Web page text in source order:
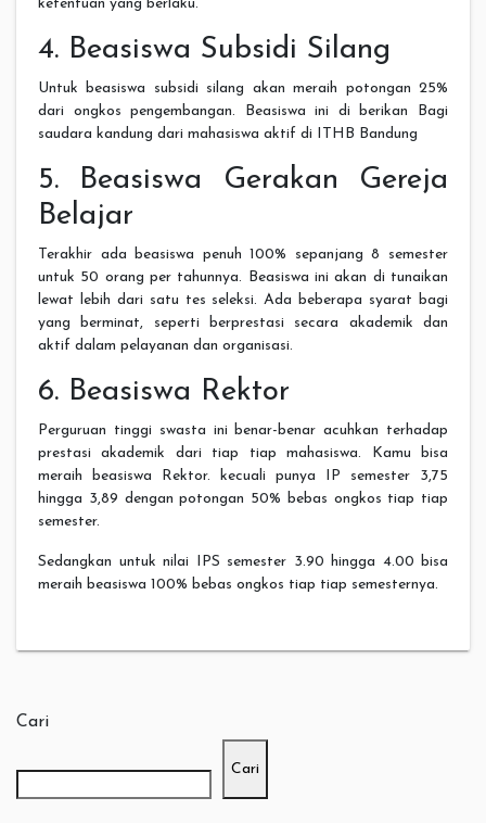
ketentuan yang berlaku.
4. Beasiswa Subsidi Silang
Untuk beasiswa subsidi silang akan meraih potongan 25%
dari ongkos pengembangan. Beasiswa ini di berikan Bagi
saudara kandung dari mahasiswa aktif di ITHB Bandung
5. Beasiswa Gerakan Gereja
Belajar
Terakhir ada beasiswa penuh 100% sepanjang 8 semester
untuk 50 orang per tahunnya. Beasiswa ini akan di tunaikan
lewat lebih dari satu tes seleksi. Ada beberapa syarat bagi
yang berminat, seperti berprestasi secara akademik dan
aktif dalam pelayanan dan organisasi.
6. Beasiswa Rektor
Perguruan tinggi swasta ini benar-benar acuhkan terhadap
prestasi akademik dari tiap tiap mahasiswa. Kamu bisa
meraih beasiswa Rektor. kecuali punya IP semester 3,75
hingga 3,89 dengan potongan 50% bebas ongkos tiap tiap
semester.
Sedangkan untuk nilai IPS semester 3.90 hingga 4.00 bisa
meraih beasiswa 100% bebas ongkos tiap tiap semesternya.
Cari
Cari